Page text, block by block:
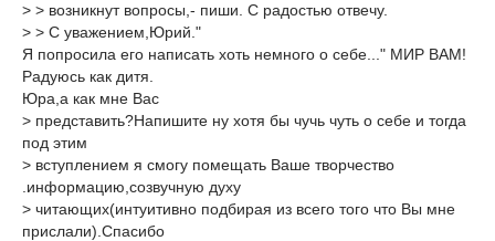
> > возникнут вопросы,- пиши. С радостью отвечу.
> > С уважением,Юрий."
Я попросила его написать хоть немного о себе..." МИР ВАМ!
Радуюсь как дитя.
Юра,а как мне Вас
> представить?Напишите ну хотя бы чучь чуть о себе и тогда
под этим
> вступлением я смогу помещать Ваше творчество
.информацию,созвучную духу
> читающих(интуитивно подбирая из всего того что Вы мне
прислали).Спасибо